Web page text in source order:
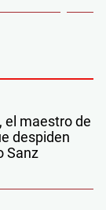
el maestro de
despiden
Sanz